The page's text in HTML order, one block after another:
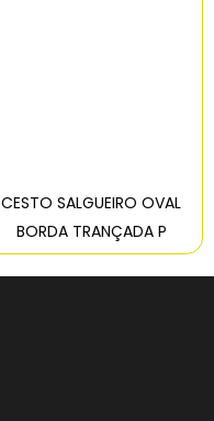
CESTO SALGUEIRO OVAL
BORDA TRANÇADA P